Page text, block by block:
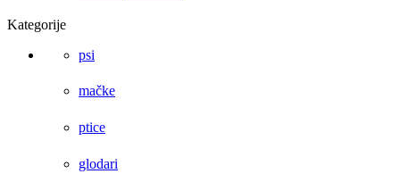
Kategorije
psi
mačke
ptice
glodari